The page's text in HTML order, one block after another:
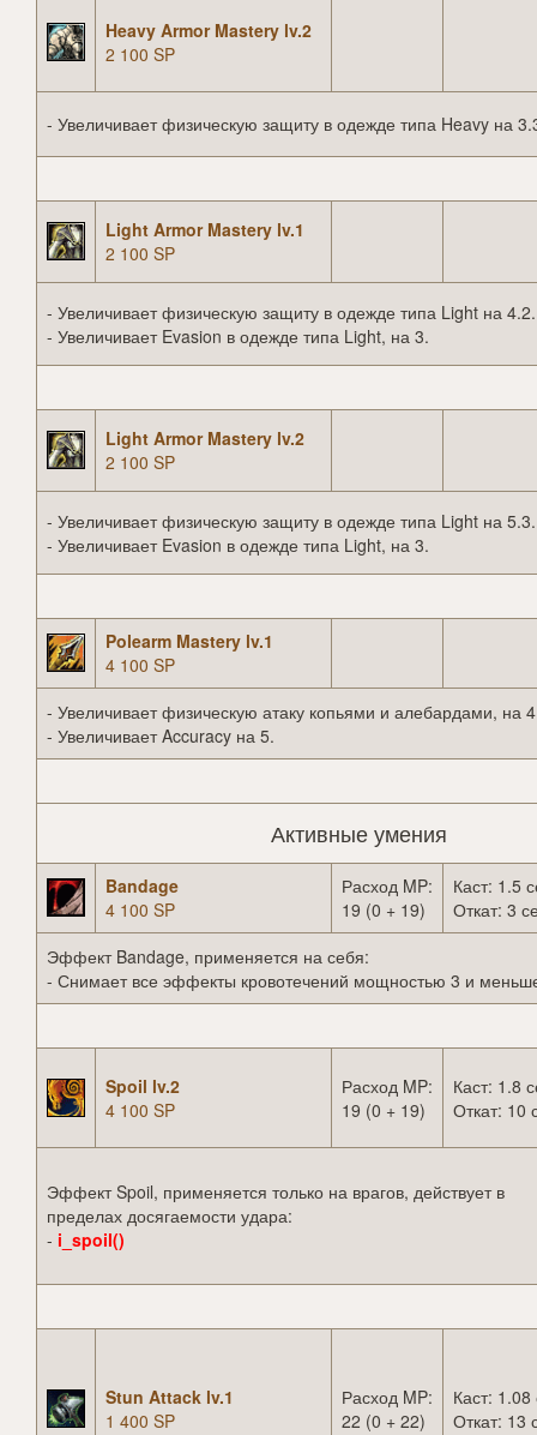
Heavy Armor Mastery lv.2
2 100 SP
- Увеличивает физическую защиту в одежде типа Heavy на
Light Armor Mastery lv.1
2 100 SP
- Увеличивает физическую защиту в одежде типа Light на 4.2.
- Увеличивает Evasion в одежде типа Light, на 3.
Light Armor Mastery lv.2
2 100 SP
- Увеличивает физическую защиту в одежде типа Light на 5.3.
- Увеличивает Evasion в одежде типа Light, на 3.
Polearm Mastery lv.1
4 100 SP
- Увеличивает физическую атаку копьями и алебардами, на
- Увеличивает Accuracy на 5.
Активные умения
Bandage
4 100 SP
Расход MP:
19 (0 + 19)
Каст: 1.5
Откат: 3
Эффект Bandage, применяется на себя:
- Снимает все эффекты кровотечений мощностью 3 и
Spoil lv.2
4 100 SP
Расход MP:
19 (0 + 19)
Каст: 1.8
Откат: 10
Эффект Spoil, применяется только на врагов, действует в
пределах досягаемости удара:
- i_spoil()
Stun Attack lv.1
1 400 SP
Расход MP:
22 (0 + 22)
Каст: 1.08
Откат: 13